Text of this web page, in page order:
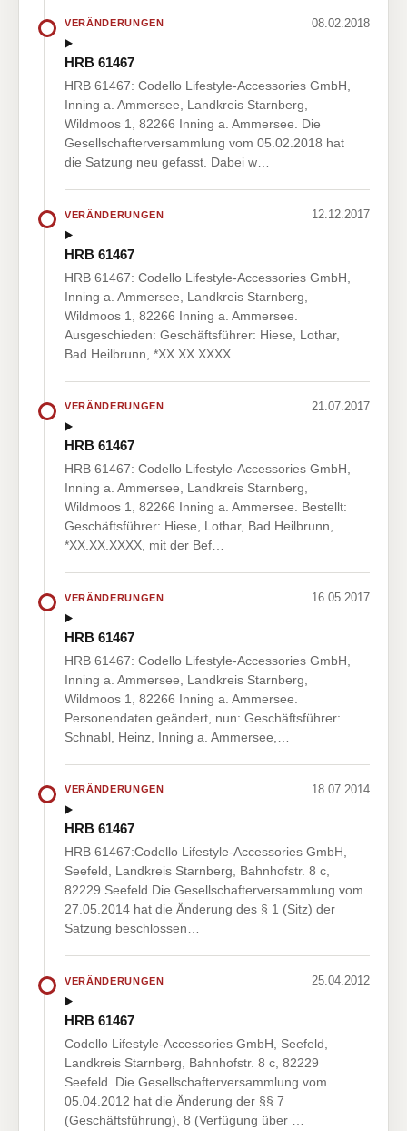
VERÄNDERUNGEN 08.02.2018
HRB 61467
HRB 61467: Codello Lifestyle-Accessories GmbH,
Inning a. Ammersee, Landkreis Starnberg,
Wildmoos 1, 82266 Inning a. Ammersee. Die
Gesellschafterversammlung vom 05.02.2018 hat
die Satzung neu gefasst. Dabei w…
VERÄNDERUNGEN 12.12.2017
HRB 61467
HRB 61467: Codello Lifestyle-Accessories GmbH,
Inning a. Ammersee, Landkreis Starnberg,
Wildmoos 1, 82266 Inning a. Ammersee.
Ausgeschieden: Geschäftsführer: Hiese, Lothar,
Bad Heilbrunn, *XX.XX.XXXX.
VERÄNDERUNGEN 21.07.2017
HRB 61467
HRB 61467: Codello Lifestyle-Accessories GmbH,
Inning a. Ammersee, Landkreis Starnberg,
Wildmoos 1, 82266 Inning a. Ammersee. Bestellt:
Geschäftsführer: Hiese, Lothar, Bad Heilbrunn,
*XX.XX.XXXX, mit der Bef…
VERÄNDERUNGEN 16.05.2017
HRB 61467
HRB 61467: Codello Lifestyle-Accessories GmbH,
Inning a. Ammersee, Landkreis Starnberg,
Wildmoos 1, 82266 Inning a. Ammersee.
Personendaten geändert, nun: Geschäftsführer:
Schnabl, Heinz, Inning a. Ammersee,…
VERÄNDERUNGEN 18.07.2014
HRB 61467
HRB 61467:Codello Lifestyle-Accessories GmbH,
Seefeld, Landkreis Starnberg, Bahnhofstr. 8 c,
82229 Seefeld.Die Gesellschafterversammlung vom
27.05.2014 hat die Änderung des § 1 (Sitz) der
Satzung beschlossen…
VERÄNDERUNGEN 25.04.2012
HRB 61467
Codello Lifestyle-Accessories GmbH, Seefeld,
Landkreis Starnberg, Bahnhofstr. 8 c, 82229
Seefeld. Die Gesellschafterversammlung vom
05.04.2012 hat die Änderung der §§ 7
(Geschäftsführung), 8 (Verfügung über …